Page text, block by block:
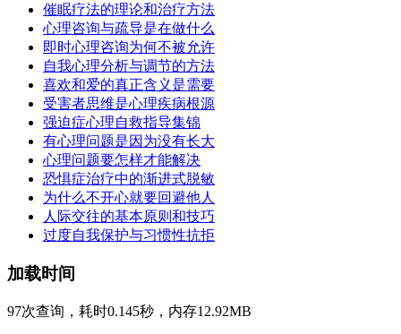
催眠疗法的理论和治疗方法
心理咨询与疏导是在做什么
即时心理咨询为何不被允许
自我心理分析与调节的方法
喜欢和爱的真正含义是需要
受害者思维是心理疾病根源
强迫症心理自救指导集锦
有心理问题是因为没有长大
心理问题要怎样才能解决
恐惧症治疗中的渐进式脱敏
为什么不开心就要回避他人
人际交往的基本原则和技巧
过度自我保护与习惯性抗拒
加载时间
97次查询，耗时0.145秒，内存12.92MB